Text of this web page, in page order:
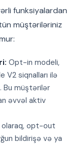
funksiyalardan
müştəriləriniz
Opt-in modeli,
V2 siqnalları ilə
Bu müştərilər
əvvəl aktiv
olaraq, opt-out
bildirişə və ya